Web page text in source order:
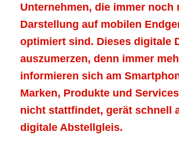
Unternehmen, die immer noch
Darstellung auf mobilen
optimiert sind. Dieses digitale
auszumerzen, denn immer
informieren sich am
Marken, Produkte und
nicht stattfindet, gerät schnell
digitale Abstellgleis.